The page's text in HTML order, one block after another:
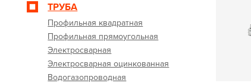
ТРУБА
Профильная квадратная
Профильная прямоугольная
Электросварная
Электросварная оцинкованная
Водогазопроводная